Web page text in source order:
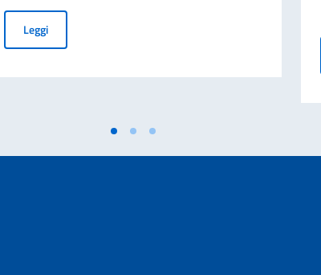
Autista, Commesso, Centralinista - graduatoria finale degli idonei
LeggiConsiglio Affari Generali 14.07.2026